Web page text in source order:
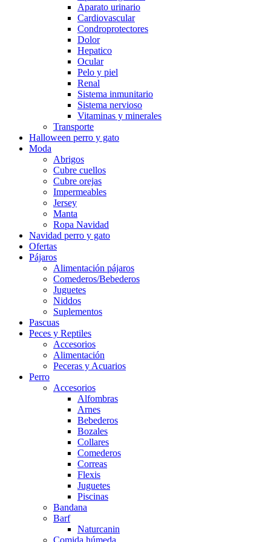
Aparato urinario
Cardiovascular
Condroprotectores
Dolor
Hepatico
Ocular
Pelo y piel
Renal
Sistema inmunitario
Sistema nervioso
Vitaminas y minerales
Transporte
Halloween perro y gato
Moda
Abrigos
Cubre cuellos
Cubre orejas
Impermeables
Jersey
Manta
Ropa Navidad
Navidad perro y gato
Ofertas
Pájaros
Alimentación pájaros
Comederos/Bebederos
Juguetes
Niddos
Suplementos
Pascuas
Peces y Reptiles
Accesorios
Alimentación
Peceras y Acuarios
Perro
Accesorios
Alfombras
Arnes
Bebederos
Bozales
Collares
Comederos
Correas
Flexis
Juguetes
Piscinas
Bandana
Barf
Naturcanin
Comida húmeda